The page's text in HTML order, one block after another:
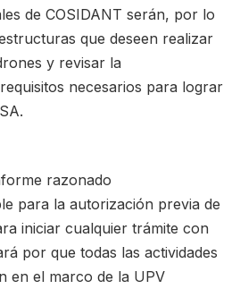
de COSIDANT serán, por lo
que deseen realizar
y revisar la
necesarios para lograr
razonado
para la autorización previa de
iniciar cualquier trámite con
por que todas las actividades
en el marco de la UPV